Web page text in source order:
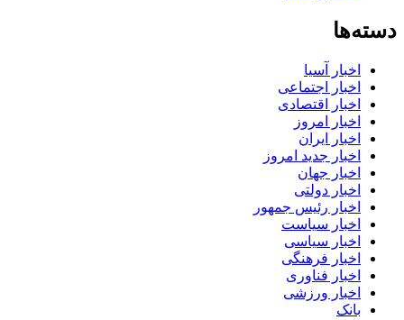
دسته‌ها
اخبار آسیا
اخبار اجتماعی
اخبار اقتصادی
اخبار امروز
اخبار ایران
اخبار جدید امروز
اخبار جهان
اخبار دولتی
اخبار رئیس جمهور
اخبار سیاست
اخبار سیاسی
اخبار فرهنگی
اخبار فناوری
اخبار ورزشی
بانک